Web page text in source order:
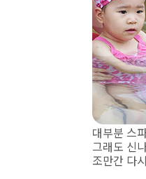
대부분 스
그래도 신
조만간 다